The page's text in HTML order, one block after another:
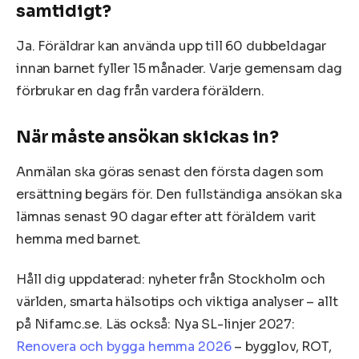
samtidigt?
Ja. Föräldrar kan använda upp till 60 dubbeldagar
innan barnet fyller 15 månader. Varje gemensam dag
förbrukar en dag från vardera föräldern.
När måste ansökan skickas in?
Anmälan ska göras senast den första dagen som
ersättning begärs för. Den fullständiga ansökan ska
lämnas senast 90 dagar efter att föräldern varit
hemma med barnet.
Håll dig uppdaterad: nyheter från Stockholm och
världen, smarta hälsotips och viktiga analyser – allt
på Nifamc.se. Läs också: Nya SL-linjer 2027:
Renovera och bygga hemma 2026– bygglov, ROT,